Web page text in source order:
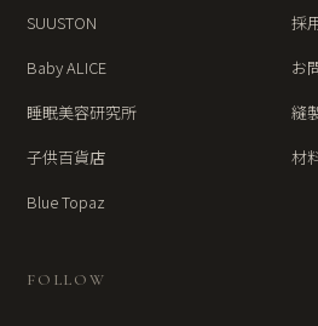
SUUSTON
Baby ALICE
睡眠美容研究所
子供百貨店
Blue Topaz
採
お
縫
材
FOLLOW